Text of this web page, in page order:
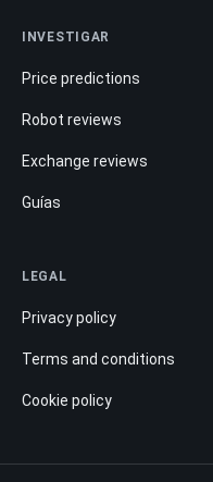
INVESTIGAR
Price predictions
Robot reviews
Exchange reviews
Guías
LEGAL
Privacy policy
Terms and conditions
Cookie policy